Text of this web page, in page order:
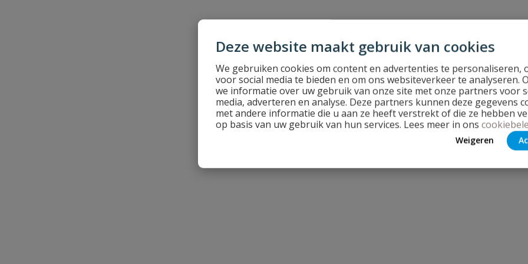
Deze website maakt gebruik van cookies
We gebruiken cookies om content en advertenties te personaliseren,
voor social media te bieden en om ons websiteverkeer te analyseren.
we informatie over uw gebruik van onze site met onze partners voor
media, adverteren en analyse. Deze partners kunnen deze gegevens
met andere informatie die u aan ze heeft verstrekt of die ze hebben
op basis van uw gebruik van hun services. Lees meer in ons
Weigeren